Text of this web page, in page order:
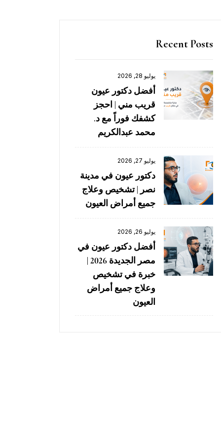
Recent Posts
يوليو 28, 2026
أفضل دكتور عيون
قريب مني | احجز
كشفك فوراً مع د.
محمد عبدالكريم
يوليو 27, 2026
دكتور عيون في مدينة
نصر | تشخيص وعلاج
جميع أمراض العيون
يوليو 26, 2026
أفضل دكتور عيون في
مصر الجديدة 2026 |
خبرة في تشخيص
وعلاج جميع أمراض
العيون